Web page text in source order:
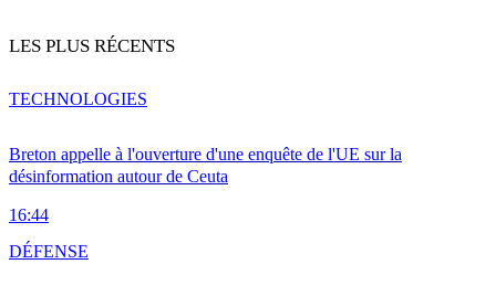
LES PLUS RÉCENTS
Breton appelle à l'ouverture d'une enquête de l'UE sur la
désinformation autour de Ceuta
16:44
TECHNOLOGIES
DÉFENSE